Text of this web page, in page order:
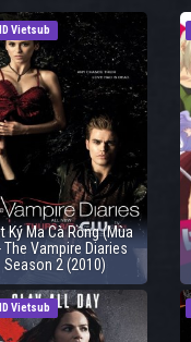
Vietsub
Ký Ma Cà Rồng (Mùa
The Vampire Diaries
Season 2 (2010)
Vietsub